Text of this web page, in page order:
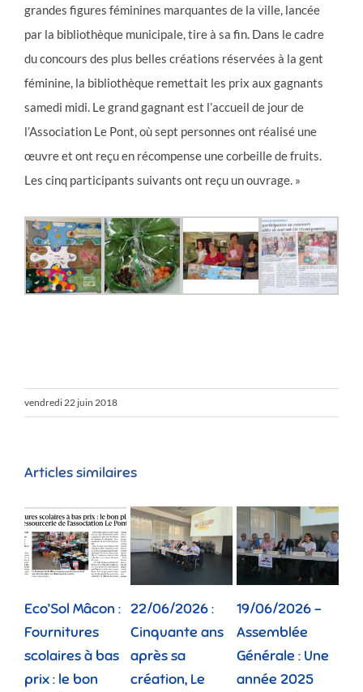
grandes figures féminines marquantes de la ville, lancée
par la bibliothèque municipale, tire à sa fin. Dans le cadre
du concours des plus belles créations réservées à la gent
féminine, la bibliothèque remettait les prix aux gagnants
samedi midi. Le grand gagnant est l’accueil de jour de
l’Association Le Pont, où sept personnes ont réalisé une
œuvre et ont reçu en récompense une corbeille de fruits.
Les cinq participants suivants ont reçu un ouvrage. »
vendredi 22 juin 2018
Articles similaires
Eco’Sol Mâcon :
Fournitures
scolaires à bas
prix : le bon
22/06/2026 :
Cinquante ans
après sa
création, Le
19/06/2026 –
Assemblée
Générale : Une
année 2025